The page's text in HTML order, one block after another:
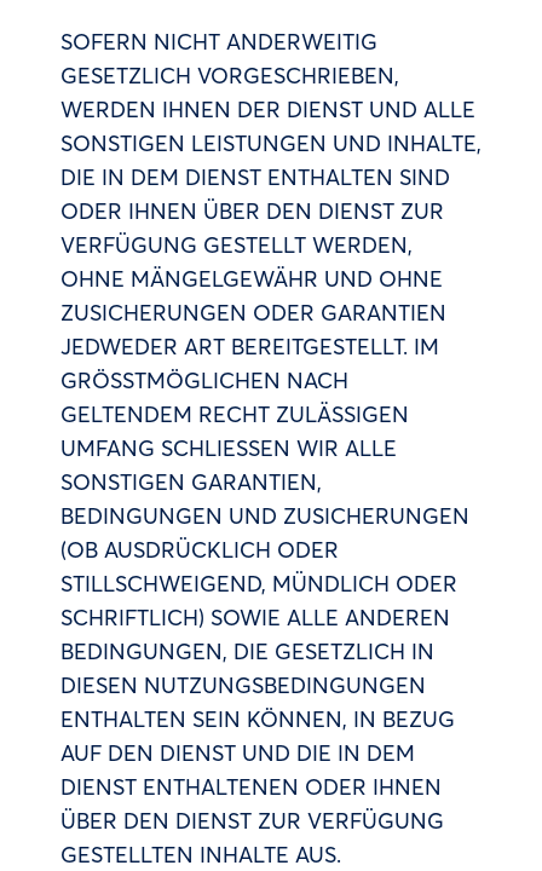
SOFERN NICHT ANDERWEITIG
GESETZLICH VORGESCHRIEBEN,
WERDEN IHNEN DER DIENST UND ALLE
SONSTIGEN LEISTUNGEN UND INHALTE,
DIE IN DEM DIENST ENTHALTEN SIND
ODER IHNEN ÜBER DEN DIENST ZUR
VERFÜGUNG GESTELLT WERDEN,
OHNE MÄNGELGEWÄHR UND OHNE
ZUSICHERUNGEN ODER GARANTIEN
JEDWEDER ART BEREITGESTELLT. IM
GRÖSSTMÖGLICHEN NACH
GELTENDEM RECHT ZULÄSSIGEN
UMFANG SCHLIESSEN WIR ALLE
SONSTIGEN GARANTIEN,
BEDINGUNGEN UND ZUSICHERUNGEN
(OB AUSDRÜCKLICH ODER
STILLSCHWEIGEND, MÜNDLICH ODER
SCHRIFTLICH) SOWIE ALLE ANDEREN
BEDINGUNGEN, DIE GESETZLICH IN
DIESEN NUTZUNGSBEDINGUNGEN
ENTHALTEN SEIN KÖNNEN, IN BEZUG
AUF DEN DIENST UND DIE IN DEM
DIENST ENTHALTENEN ODER IHNEN
ÜBER DEN DIENST ZUR VERFÜGUNG
GESTELLTEN INHALTE AUS.